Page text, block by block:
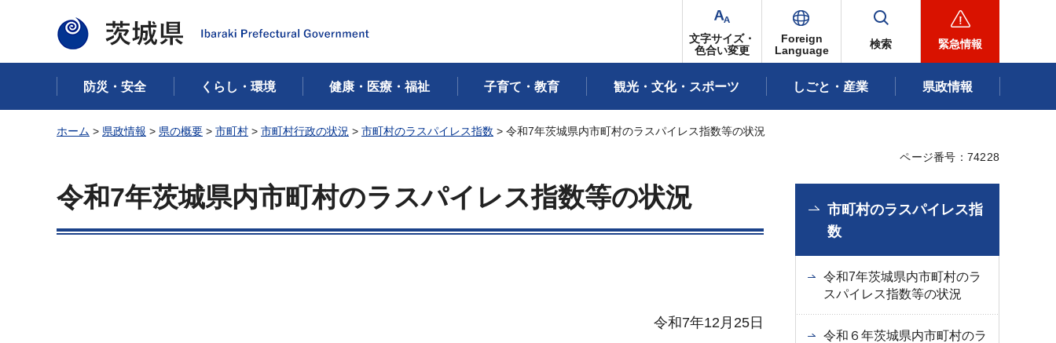
茨城県
文字サイズ・
色合い変更
Foreign
Language
検索 緊急情報
防災・安全 くらし・環境 健康・医療・福祉 子育て・教育 観光・文化・スポーツ しごと・産業 県政情報
ホーム > 県政情報 > 県の概要 > 市町村 > 市町村行政の状況 > 市町村のラスパイレス指数 > 令和7年茨城県内市町村のラスパイレス指数等の状況
ページ番号：74228
令和7年茨城県内市町村のラスパイレス指数等の状況
令和7年12月25日
市町村のラスパイレス指
数
令和7年茨城県内市町村のラ
スパイレス指数等の状況
令和６年茨城県内市町村のラ